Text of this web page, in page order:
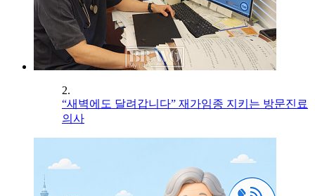
2.
“새벽에도 달려갑니다” 재가임종 지키는 방문진료
의사